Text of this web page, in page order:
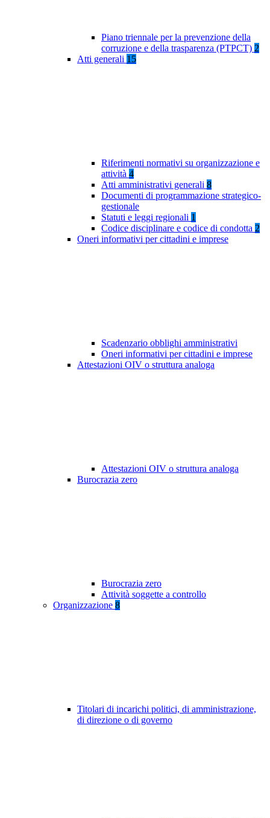
Piano triennale per la prevenzione della
corruzione e della trasparenza (PTPCT) 2
Atti generali 15
Riferimenti normativi su organizzazione e
attività 4
Atti amministrativi generali 8
Documenti di programmazione strategico-
gestionale
Statuti e leggi regionali 1
Codice disciplinare e codice di condotta 2
Oneri informativi per cittadini e imprese
Scadenzario obblighi amministrativi
Oneri informativi per cittadini e imprese
Attestazioni OIV o struttura analoga
Attestazioni OIV o struttura analoga
Burocrazia zero
Burocrazia zero
Attività soggette a controllo
Organizzazione 8
Titolari di incarichi politici, di amministrazione,
di direzione o di governo